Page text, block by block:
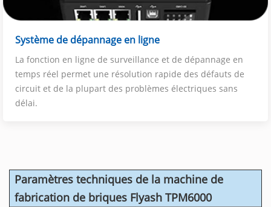
Système de dépannage en ligne
La fonction en ligne de surveillance et de dépannage en
temps réel permet une résolution rapide des défauts de
circuit et de la plupart des problèmes électriques sans
délai.
Paramètres techniques de la machine de
fabrication de briques Flyash TPM6000